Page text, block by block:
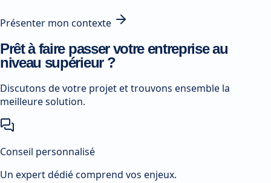
Présenter mon contexte
Prêt à faire passer votre entreprise au
niveau supérieur ?
Discutons de votre projet et trouvons ensemble la
meilleure solution.
Conseil personnalisé
Un expert dédié comprend vos enjeux.